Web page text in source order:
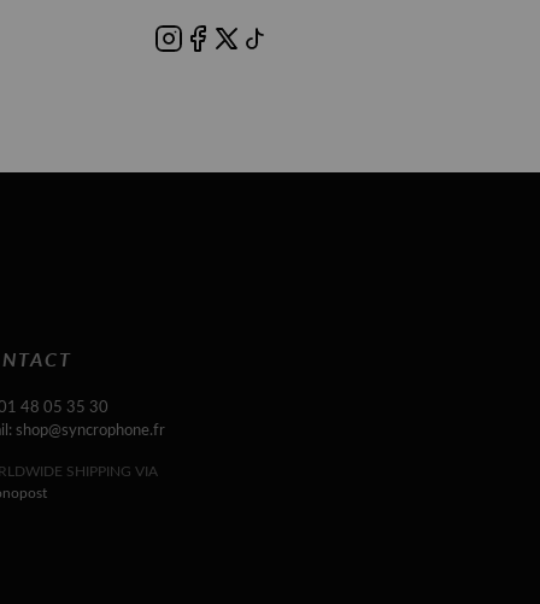
48 05 35 30
shop@syncrophone.fr
SHIPPING VIA